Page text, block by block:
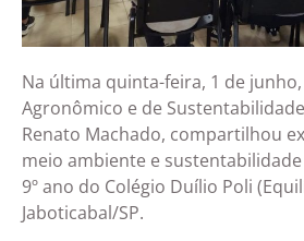
Na última quinta-feira, 1 de
Agronômico e de
Renato Machado, compartilhou
meio ambiente e
9º ano do Colégio Duílio Poli
Jaboticabal/SP.